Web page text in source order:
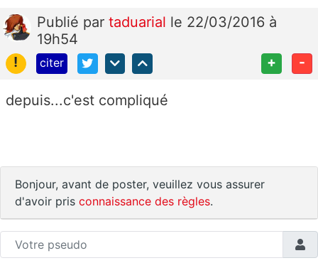
Publié par taduarial le 22/03/2016 à
19h54
!
citer + -
depuis...c'est compliqué
Bonjour, avant de poster, veuillez vous assurer
d'avoir pris connaissance des règles.